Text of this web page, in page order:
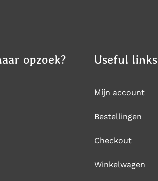
opzoek? Useful links
Mijn account
Bestellingen
Checkout
Winkelwagen